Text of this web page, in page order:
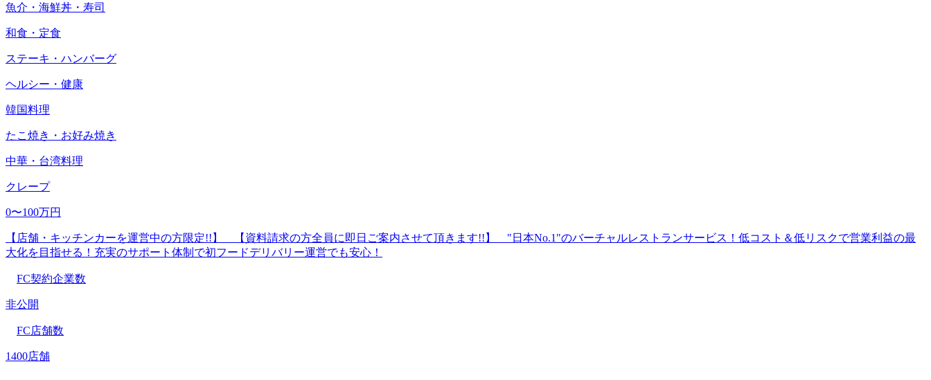
魚介・海鮮丼・寿司
和食・定食
ステーキ・ハンバーグ
ヘルシー・健康
韓国料理
たこ焼き・お好み焼き
中華・台湾料理
クレープ
0〜100万円
【店舗・キッチンカーを運営中の方限定!!】 【資料請求の方全員に即日ご案内させて頂きます!!】 "日本No.1"のバーチャルレストランサービス！低コスト＆低リスクで営業利益の最
大化を目指せる！充実のサポート体制で初フードデリバリー運営でも安心！
FC契約企業数
非公開
FC店舗数
1400店舗